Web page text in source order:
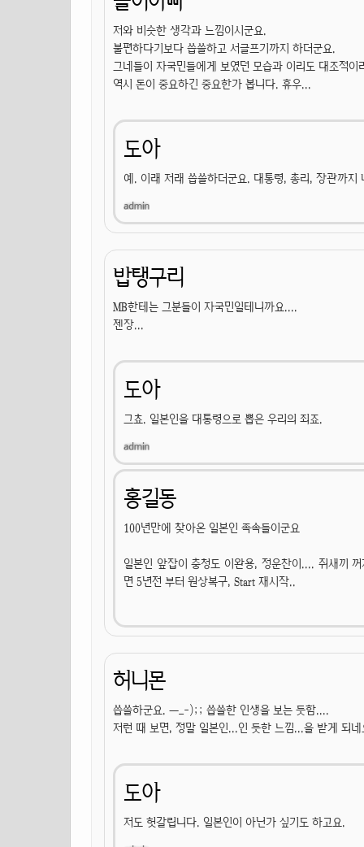
저와 비슷한 생각과 느낌이시군요.
불편하다기보다 씁쓸하고 서글프기까지 하더군요.
그네들이 자국민들에게 보였던 모습과 이리도 대조적이
역시 돈이 중요하긴 중요한가 봅니다. 휴우...
도아
예. 이래 저래 씁쓸하더군요. 대통령, 총리, 장관까지
밥탱구리
MB한테는 그분들이 자국민일테니까요....
젠장...
도아
그쵸. 일본인을 대통령으로 뽑은 우리의 죄죠.
홍길동
100년만에 찾아온 일본인 족속들이군요
일본인 앞잡이 충청도 이완용, 정운찬이.... 쥐새끼
면 5년전 부터 원상복구, Start 재시작..
허니몬
씁쓸하군요. ㅡ_-);; 씁쓸한 인생을 보는 듯함....
저런 때 보면, 정말 일본인...인 듯한 느낌...을 받게 되
도아
저도 헛갈립니다. 일본인이 아닌가 싶기도 하고요.